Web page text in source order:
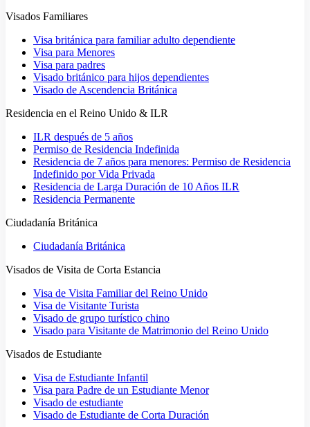
Visados Familiares
Visa británica para familiar adulto dependiente
Visa para Menores
Visa para padres
Visado británico para hijos dependientes
Visado de Ascendencia Británica
Residencia en el Reino Unido & ILR
ILR después de 5 años
Permiso de Residencia Indefinida
Residencia de 7 años para menores: Permiso de Residencia
Indefinido por Vida Privada
Residencia de Larga Duración de 10 Años ILR
Residencia Permanente
Ciudadanía Británica
Ciudadanía Británica
Visados de Visita de Corta Estancia
Visa de Visita Familiar del Reino Unido
Visa de Visitante Turista
Visado de grupo turístico chino
Visado para Visitante de Matrimonio del Reino Unido
Visados de Estudiante
Visa de Estudiante Infantil
Visa para Padre de un Estudiante Menor
Visado de estudiante
Visado de Estudiante de Corta Duración